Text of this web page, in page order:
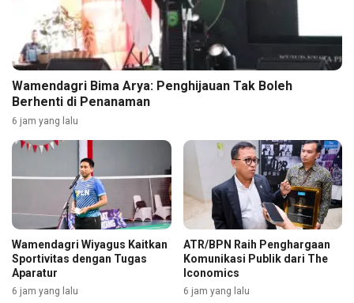
Wamendagri Bima Arya: Penghijauan Tak Boleh
Berhenti di Penanaman
6 jam yang lalu
Wamendagri Wiyagus Kaitkan
Sportivitas dengan Tugas
Aparatur
6 jam yang lalu
ATR/BPN Raih Penghargaan
Komunikasi Publik dari The
Iconomics
6 jam yang lalu